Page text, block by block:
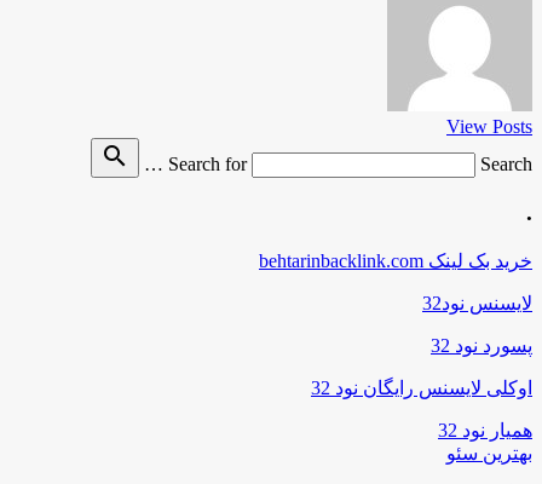
View Posts
Search for
Search …
search
.
خرید بک لینک behtarinbacklink.com
لایسنس نود32
پسورد نود 32
اوکلی لایسنس رایگان نود 32
همیار نود 32
بهترین سئو